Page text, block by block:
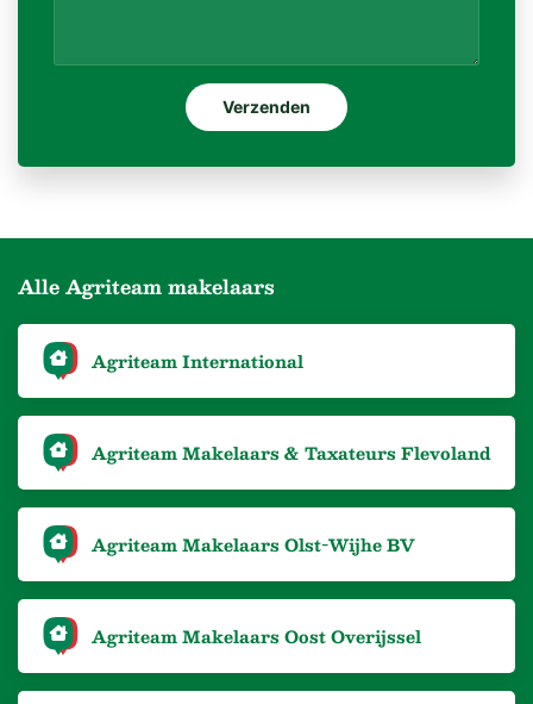
Alle Agriteam makelaars
Agriteam International
Agriteam Makelaars & Taxateurs Flevoland
Agriteam Makelaars Olst-Wijhe BV
Agriteam Makelaars Oost Overijssel